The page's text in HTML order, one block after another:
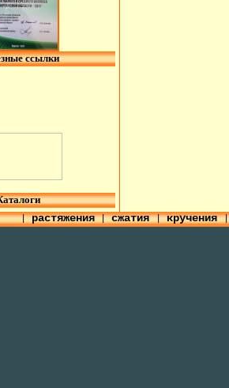
ссылки
|растяжения|сжатия|кручения